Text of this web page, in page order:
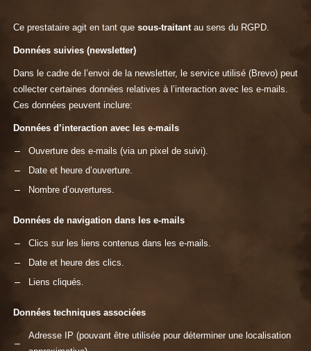
Ce prestataire agit en tant que sous-traitantau sens du RGPD.
Données suivies (newsletter)
Dans le cadre de l’envoi de la newsletter, le service utilisé (Brevo) peut
collecter certaines données relatives à l’interaction avec les e-mails.
Ces données peuvent inclure:
Données d’interaction avec les e-mails
Ouverture des e-mails (via un pixel de suivi).
Date et heure d’ouverture.
Nombre d’ouvertures.
Données de navigation dans les e-mails
Clics sur les liens contenus dans les e-mails.
Date et heure des clics.
Liens cliqués.
Données techniques associées
Adresse IP (pouvant être utilisée pour déterminer une localisation